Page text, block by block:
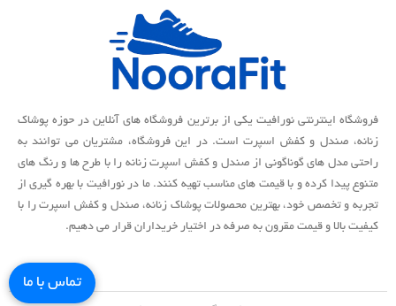
فروشگاه اینترنتی نورافیت یکی از برترین فروشگاه های آنلاین در حوزه پوشاک
زنانه، صندل و کفش اسپرت است. در این فروشگاه، مشتریان می توانند به
راحتی مدل های گوناگونی از صندل و کفش اسپرت زنانه را با طرح ها و رنگ های
متنوع پیدا کرده و با قیمت های مناسب تهیه کنند. ما در نورافیت با بهره گیری از
تجربه و تخصص خود، بهترین محصولات پوشاک زنانه، صندل و کفش اسپرت را با
کیفیت بالا و قیمت مقرون به صرفه در اختیار خریداران قرار می دهیم.
تماس با ما